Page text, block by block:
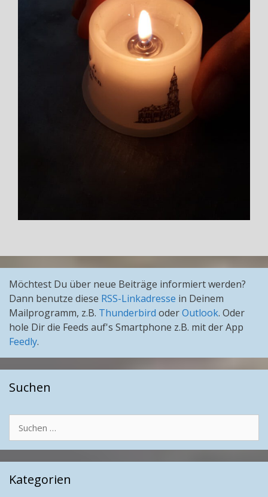
Möchtest Du über neue Beiträge informiert werden?
Dann benutze diese RSS-Linkadresse in Deinem
Mailprogramm, z.B. Thunderbird oderOutlook. Oder
hole Dir die Feeds auf's Smartphone z.B. mit der App
Feedly.
Suchen
nach:
Kategorien